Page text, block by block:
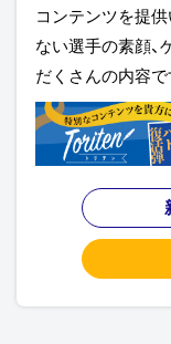
コンテンツを提
ない選手の素顔、
だくさんの内容で